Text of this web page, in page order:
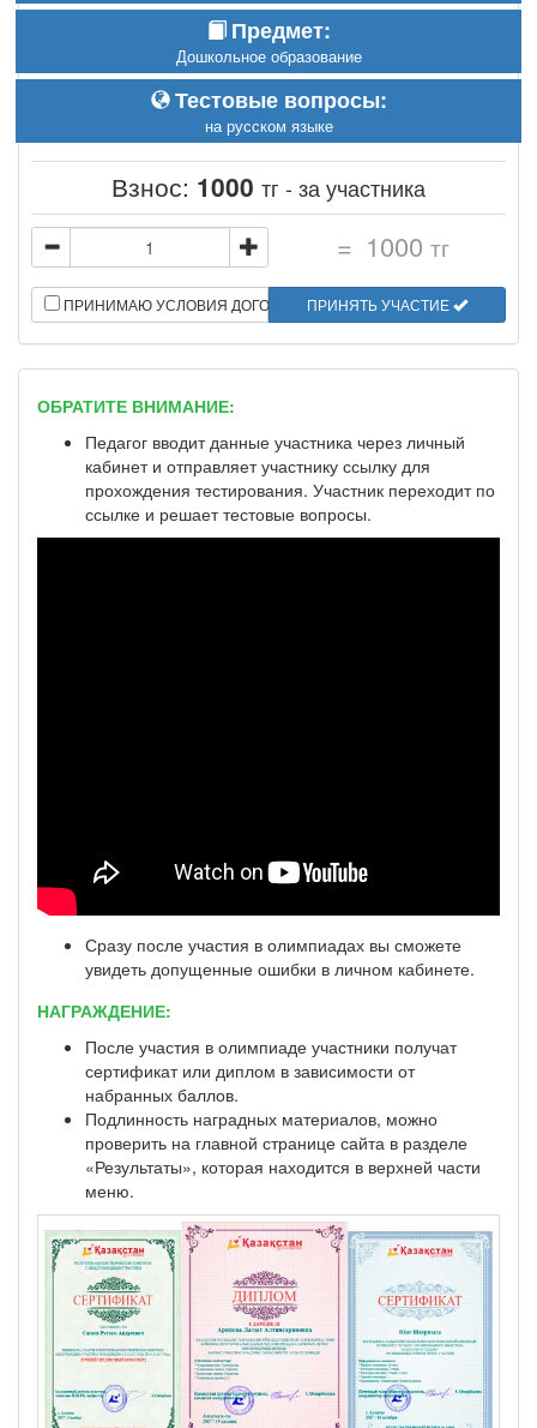
Предмет:
Дошкольное образование
Тестовые вопросы:
на русском языке
Взнос: 1000 тг - за участника
= 1000 тг
ПРИНИМАЮ УСЛОВИЯ ДОГОВОРА ПРИНЯТЬ УЧАСТИЕ
ОБРАТИТЕ ВНИМАНИЕ:
Педагог вводит данные участника через личный
кабинет и отправляет участнику ссылку для
прохождения тестирования. Участник переходит по
ссылке и решает тестовые вопросы.
Сразу после участия в олимпиадах вы сможете
увидеть допущенные ошибки в личном кабинете.
НАГРАЖДЕНИЕ:
После участия в олимпиаде участники получат
сертификат или диплом в зависимости от
набранных баллов.
Подлинность наградных материалов, можно
проверить на главной странице сайта в разделе
«Результаты», которая находится в верхней части
меню.